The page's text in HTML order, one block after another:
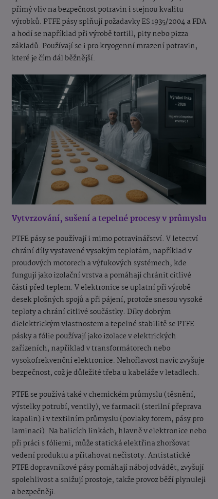
přímý vliv na bezpečnost potravin i stejnou kvalitu
výrobků. PTFE pásy splňují požadavky ES 1935/2004 a FDA
a hodí se například při výrobě tortill, pity nebo pizza
základů. Používají se i pro kryogenní mrazení potravin,
které je čím dál běžnější.
Vytvrzování, sušení a tepelné procesy v průmyslu
PTFE pásy se používají i mimo potravinářství. V letectví
chrání díly vystavené vysokým teplotám, například v
proudových motorech a výfukových systémech, kde
fungují jako izolační vrstva a pomáhají chránit citlivé
části před teplem. V elektronice se uplatní při výrobě
desek plošných spojů a při pájení, protože snesou vysoké
teploty a chrání citlivé součástky. Díky dobrým
dielektrickým vlastnostem a tepelné stabilitě se PTFE
pásky a fólie používají jako izolace v elektrických
zařízeních, například v transformátorech nebo
vysokofrekvenční elektronice. Nehořlavost navíc zvyšuje
bezpečnost, což je důležité třeba u kabeláže v letadlech.
PTFE se používá také v chemickém průmyslu (těsnění,
výstelky potrubí, ventily), ve farmacii (sterilní přeprava
kapalin) i v textilním průmyslu (povlaky forem, pásy pro
laminaci). Na balicích linkách, hlavně v elektronice nebo
při práci s fóliemi, může statická elektřina zhoršovat
vedení produktu a přitahovat nečistoty. Antistatické
PTFE dopravníkové pásy pomáhají náboj odvádět, zvyšují
spolehlivost a snižují prostoje, takže provoz běží plynuleji
a bezpečněji.